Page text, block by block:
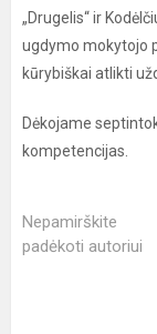
„Drugelis“ ir
ugdymo mokytojo
kūrybiškai atlikti
Dėkojame
kompetencijas.
Nepamirškite
padėkoti autoriui